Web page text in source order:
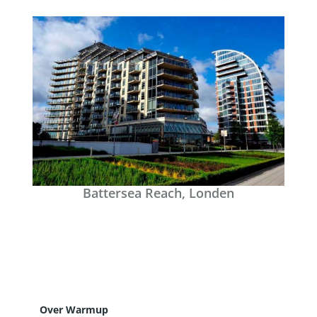
Battersea Reach, Londen
Over Warmup